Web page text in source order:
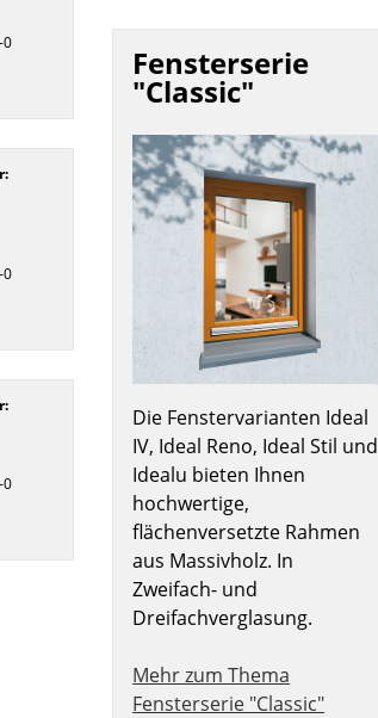
Fensterserie
"Classic"
Die Fenstervarianten Ideal
IV, Ideal Reno, Ideal Stil und
Idealu bieten Ihnen
hochwertige,
flächenversetzte Rahmen
aus Massivholz. In
Zweifach- und
Dreifachverglasung.
Mehr zum Thema
Fensterserie "Classic"
0
0
0